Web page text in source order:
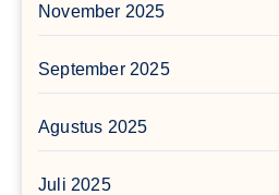
November 2025
September 2025
Agustus 2025
Juli 2025